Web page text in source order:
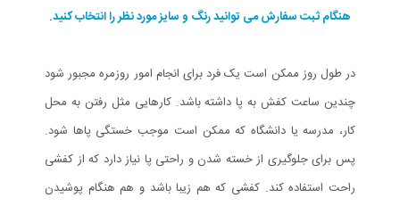
هنگام ثبت سفارش می توانید رنگ و سایز مورد نظر را انتخاب کنید.
در طول روز ممکن است یک فرد برای انجام امور روزمره مجبور شود
چندین ساعت کفش به پا داشته باشد. کارهایی مثل رفتن به محل
کار، مدرسه یا دانشگاه که ممکن است موجب خستگی پاها شود.
پس برای جلوگیری از خسته شدن و راحتی پا نیاز دارد که از کفشی
راحت استفاده کند. کفشی که هم زیبا باشد و هم هنگام پوشیدن